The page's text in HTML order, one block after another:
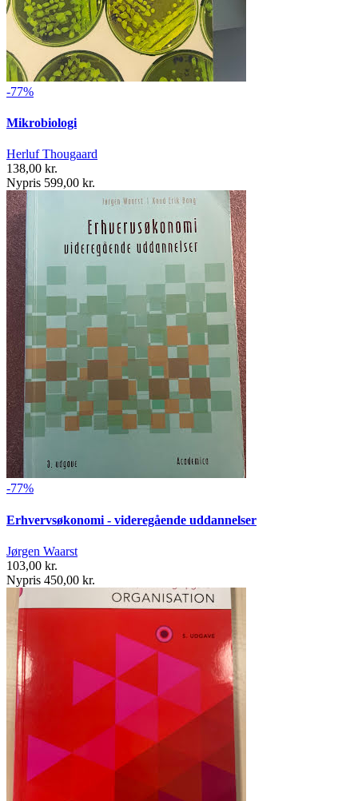
-77%
Mikrobiologi
Herluf Thougaard
138,00 kr.
Nypris 599,00 kr.
-77%
Erhvervsøkonomi - videregående uddannelser
Jørgen Waarst
103,00 kr.
Nypris 450,00 kr.